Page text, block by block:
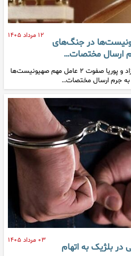
۱۲ مرداد ۱۴۰۵
صهیونیست‌ها در جنگ‌های
قوه قضاییه اعلام کرد: امید بهزاد و پوریا صفوت ۲ عامل مهم صهیونیست‌ها
۰۳ مرداد ۱۴۰۵
در بلژیک به اتهام